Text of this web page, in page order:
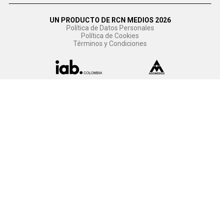
UN PRODUCTO DE RCN MEDIOS 2026
Política de Datos Personales
Política de Cookies
Términos y Condiciones